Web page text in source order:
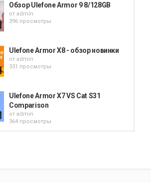
Обзор Ulefone Armor 9 8/128GB
от admin
396 просмотры
Ulefone Armor X8 - обзор новинки
от admin
331 просмотры
Ulefone Armor X7 VS Cat S31
Comparison
от admin
364 просмотры